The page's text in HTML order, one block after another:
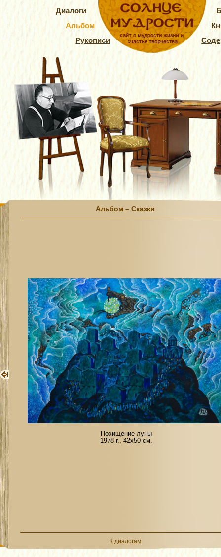
Диалоги
Альбом
Рукописи
Альбом – Сказки
Похищение луны
1978 г., 42х50 см.
К диалогам